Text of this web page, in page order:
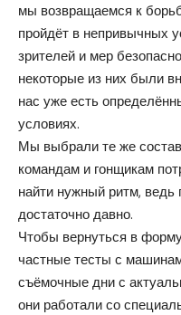
мы возвращаемся к
пройдёт в непривычных
зрителей и мер
некоторые из них были
нас уже есть
условиях.
Мы выбрали те же
командам и гонщикам
найти нужный ритм,
достаточно давно.
Чтобы вернуться в
частные тесты с
съёмочные дни с
они работали со